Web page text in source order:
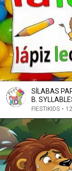
SÍLABAS
B.
FIESTIKIDS •